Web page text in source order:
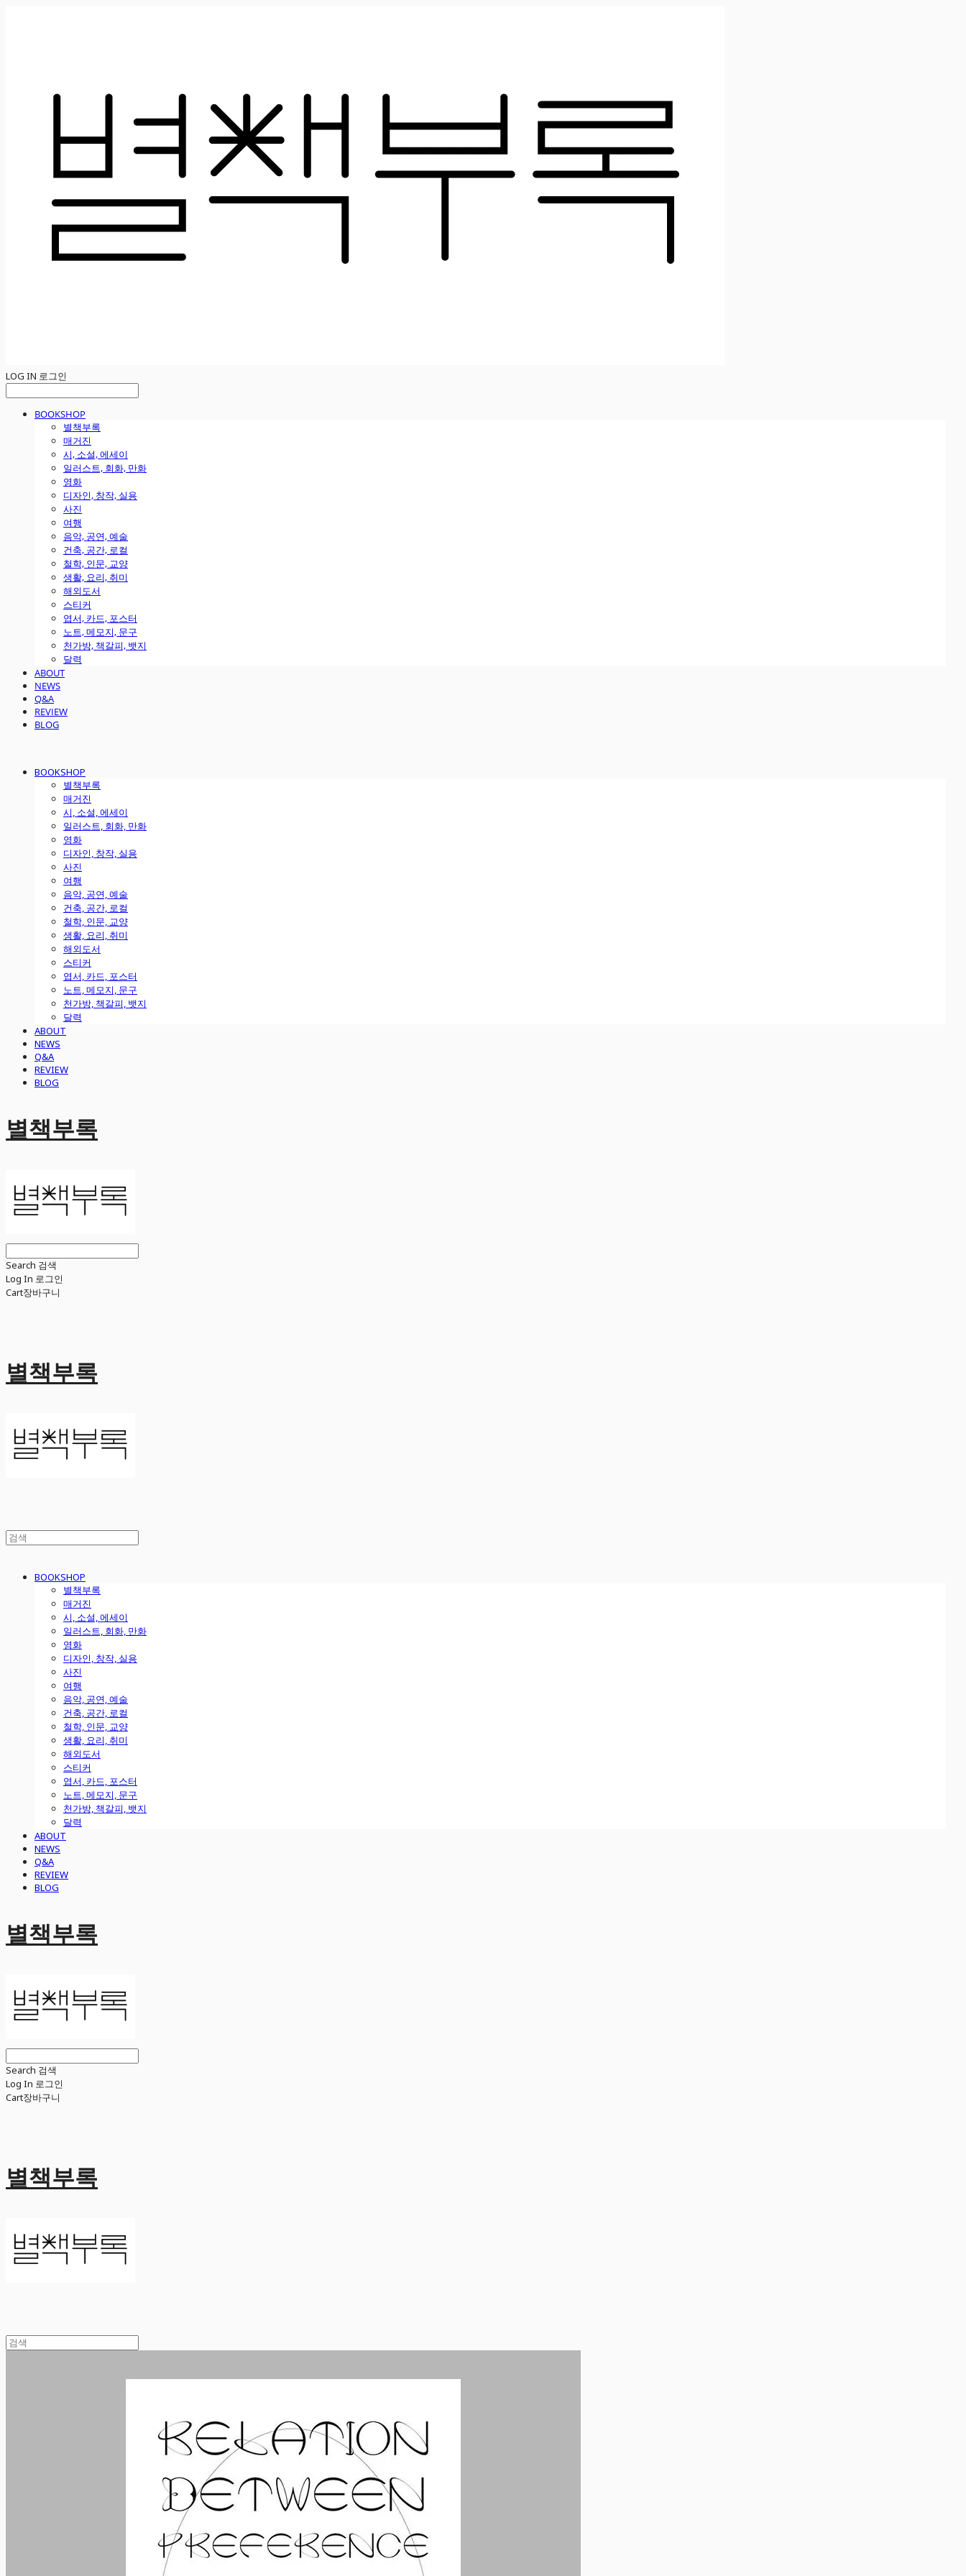
LOG IN 로그인
BOOKSHOP
별책부록
매거진
시, 소설, 에세이
일러스트, 회화, 만화
영화
디자인, 창작, 실용
사진
여행
음악, 공연, 예술
건축, 공간, 로컬
철학, 인문, 교양
생활, 요리, 취미
해외도서
스티커
엽서, 카드, 포스터
노트, 메모지, 문구
천가방, 책갈피, 뱃지
달력
ABOUT
NEWS
Q&A
REVIEW
BLOG
BOOKSHOP
별책부록
매거진
시, 소설, 에세이
일러스트, 회화, 만화
영화
디자인, 창작, 실용
사진
여행
음악, 공연, 예술
건축, 공간, 로컬
철학, 인문, 교양
생활, 요리, 취미
해외도서
스티커
엽서, 카드, 포스터
노트, 메모지, 문구
천가방, 책갈피, 뱃지
달력
ABOUT
NEWS
Q&A
REVIEW
BLOG
별책부록
Search 검색
Log In 로그인
Cart장바구니
별책부록
BOOKSHOP
별책부록
매거진
시, 소설, 에세이
일러스트, 회화, 만화
영화
디자인, 창작, 실용
사진
여행
음악, 공연, 예술
건축, 공간, 로컬
철학, 인문, 교양
생활, 요리, 취미
해외도서
스티커
엽서, 카드, 포스터
노트, 메모지, 문구
천가방, 책갈피, 뱃지
달력
ABOUT
NEWS
Q&A
REVIEW
BLOG
별책부록
Search 검색
Log In 로그인
Cart장바구니
별책부록